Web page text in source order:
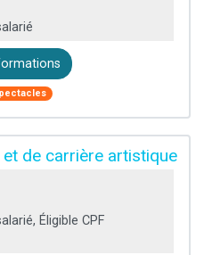
de carrière artistique
Éligible CPF